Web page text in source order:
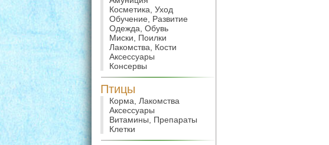
Косметика, Уход
Обучение, Развитие
Одежда, Обувь
Миски, Поилки
Лакомства, Кости
Аксессуары
Консервы
Птицы
Корма, Лакомства
Аксессуары
Витамины, Препараты
Клетки